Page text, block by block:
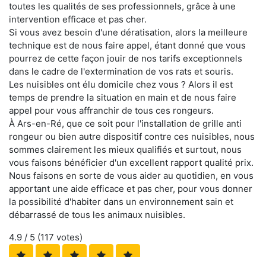
toutes les qualités de ses professionnels, grâce à une
intervention efficace et pas cher.
Si vous avez besoin d'une dératisation, alors la meilleure
technique est de nous faire appel, étant donné que vous
pourrez de cette façon jouir de nos tarifs exceptionnels
dans le cadre de l'extermination de vos rats et souris.
Les nuisibles ont élu domicile chez vous ? Alors il est
temps de prendre la situation en main et de nous faire
appel pour vous affranchir de tous ces rongeurs.
À Ars-en-Ré, que ce soit pour l'installation de grille anti
rongeur ou bien autre dispositif contre ces nuisibles, nous
sommes clairement les mieux qualifiés et surtout, nous
vous faisons bénéficier d'un excellent rapport qualité prix.
Nous faisons en sorte de vous aider au quotidien, en vous
apportant une aide efficace et pas cher, pour vous donner
la possibilité d'habiter dans un environnement sain et
débarrassé de tous les animaux nuisibles.
4.9 / 5 (117 votes)